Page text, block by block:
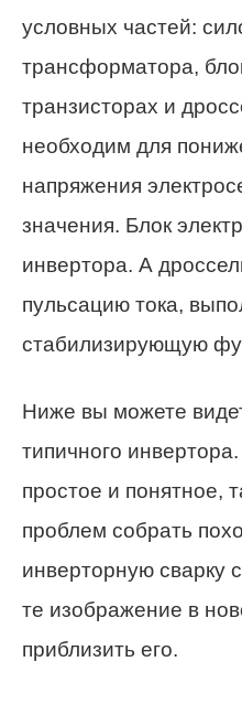
условных частей:
трансформатора,
транзисторах и
необходим для
напряжения
значения. Блок
инвертора. А
пульсацию тока,
стабилизирующую
Ниже вы можете
типичного
простое и понятное,
проблем собрать
инверторную сварку
те изображение в
приблизить его.